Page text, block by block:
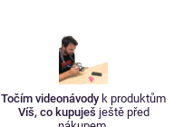
Točím videonávody k produktům
Víš, co kupuješ ještě před